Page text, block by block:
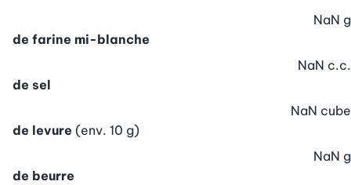
de farine mi-blanche
NaN g
de sel
NaN c.c.
de levure (env. 10 g)
NaN cube
de beurre
NaN g